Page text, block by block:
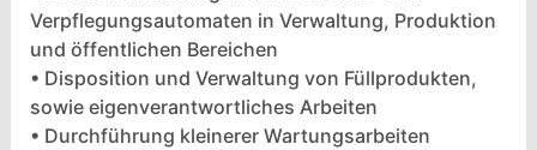
Verpflegungsautomaten in Verwaltung, Produktion
und öffentlichen Bereichen
• Disposition und Verwaltung von Füllprodukten,
sowie eigenverantwortliches Arbeiten
• Durchführung kleinerer Wartungsarbeiten